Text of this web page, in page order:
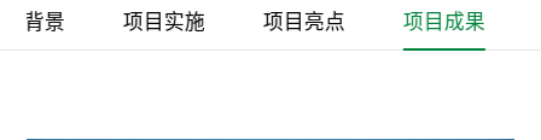
背景 项目实施 项目亮点 项目成果